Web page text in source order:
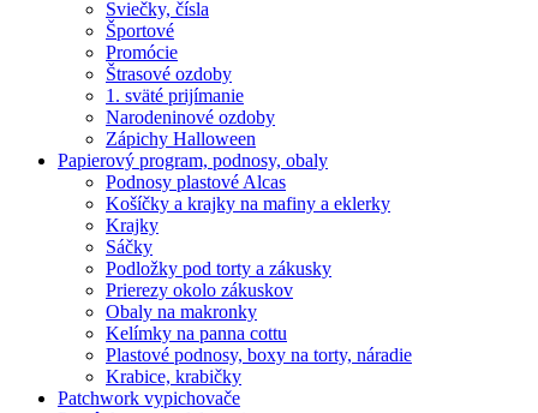
Sviečky, čísla
Športové
Promócie
Štrasové ozdoby
1. sväté prijímanie
Narodeninové ozdoby
Zápichy Halloween
Papierový program, podnosy, obaly
Podnosy plastové Alcas
Košíčky a krajky na mafiny a eklerky
Krajky
Sáčky
Podložky pod torty a zákusky
Prierezy okolo zákuskov
Obaly na makronky
Kelímky na panna cottu
Plastové podnosy, boxy na torty, náradie
Krabice, krabičky
Patchwork vypichovače